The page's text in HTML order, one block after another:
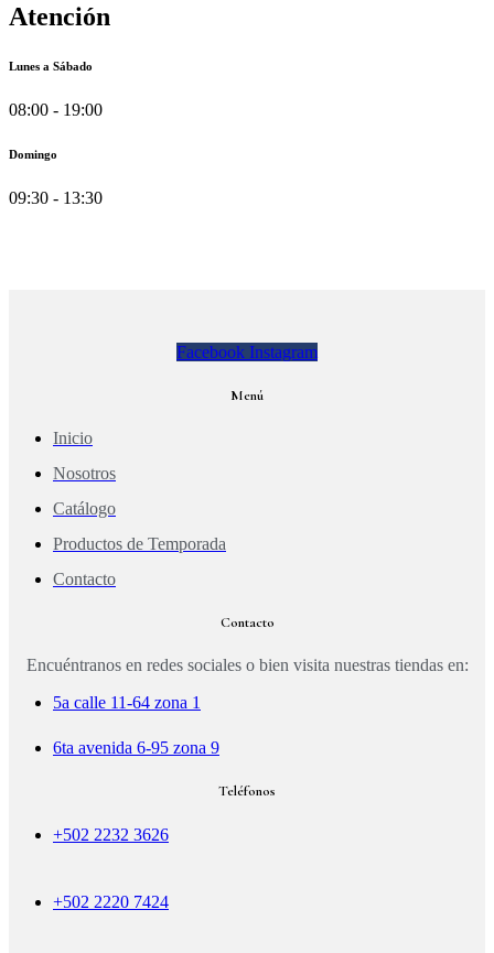
Atención
Lunes a Sábado
08:00 - 19:00
Domingo
09:30 - 13:30
Facebook Instagram
Menú
Inicio
Nosotros
Catálogo
Productos de Temporada
Contacto
Contacto
Encuéntranos en redes sociales o bien visita nuestras tiendas en:
5a calle 11-64 zona 1
6ta avenida 6-95 zona 9
Teléfonos
+502 2232 3626
+502 2220 7424